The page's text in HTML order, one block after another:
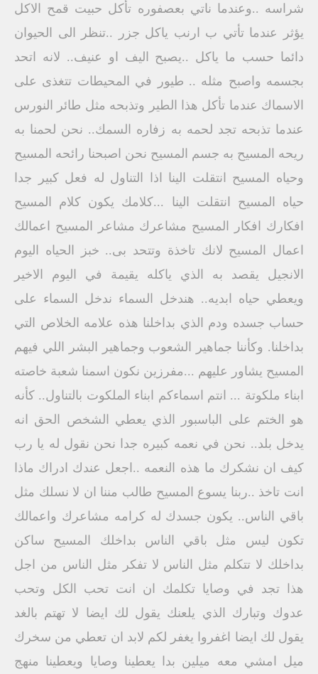
شراسه ..وعندما ناتي بعصفوره تأكل حبيت قمح الاكل
يؤثر عندما تأتي ب ارنب ياكل جزر ..تنظر الى الحيوان
دائما حسب ما ياكل ..يصبح اليف او عنيف.. لانه اتحد
بجسمه واصبح مثله .. طيور في المحيطات تتغذى على
الاسماك عندما تأكل هذا الطير وتذبحه مثل طائر النورس
عندما تذبحه تجد لحمه به زفاره السمك.. نحن لحمنا به
ريحه المسيح به جسم المسيح نحن اصبحنا رائحه المسيح
وحياه المسيح انتقلت الينا اذا التناول له فعل كبير جدا
حياه المسيح انتقلت الينا ...كلامك يكون كلام المسيح
افكارك افكار المسيح مشاعرك مشاعر المسيح اعمالك
اعمال المسيح لانك تاخذة وتتحد بى.. خبز الحياه اليوم
الانجيل يقصد به الذي ياكله يقيمة في اليوم الاخير
ويعطي حياه ابديه.. هندخل السماء ندخل السماء على
حساب جسده ودم الذي بداخلنا هذه علامه الخلاص التي
بداخلنا. وكأننا جماهير الشعوب وجماهير البشر اللي فيهم
المسيح يشاور عليهم ...مفرزين نكون اسمنا شعبة خاصته
ابناء ملكوتة ... انتم اسماءكم ابناء الملكوت بالتناول.. كأنه
هو الختم على الباسبور الذي يعطي الشخص الحق انه
يدخل بلد.. نحن في نعمه كبيره جدا نحن نقول له يا رب
كيف ان نشكرك ما هذه النعمه ..اجعل عندك ادراك ماذا
انت تاخذ ..ربنا يسوع المسيح طالب مننا ان لا نسلك مثل
باقي الناس.. يكون جسدك له كرامه مشاعرك واعمالك
تكون ليس مثل باقي الناس بداخلك المسيح ساكن
بداخلك لا تتكلم مثل الناس لا تفكر مثل الناس من اجل
هذا تجد في وصايا تكلمك ان انت تحب الكل وتحب
عدوك وتبارك الذي يلعنك يقول لك ايضا لا تهتم بالغد
يقول لك ايضا اغفروا يغفر لكم لابد ان تعطي من سخرك
ميل امشي معه ميلين بدا يعطينا وصايا ويعطينا منهج